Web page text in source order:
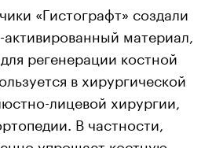
«Гистографт» создали
материал,
регенерации костной
в хирургической
лицевой хирургии,
В частности,